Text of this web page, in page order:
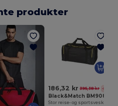
produkter
186,32 kr 395,38 kr -53%
Black&Match BM908
Stor reise- og sportsveske